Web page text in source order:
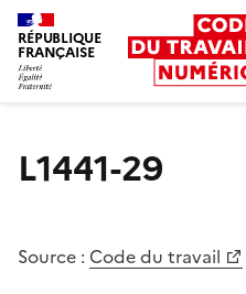
RÉPUBLIQUE
FRANÇAISE
L1441-29
Source : Code du travail